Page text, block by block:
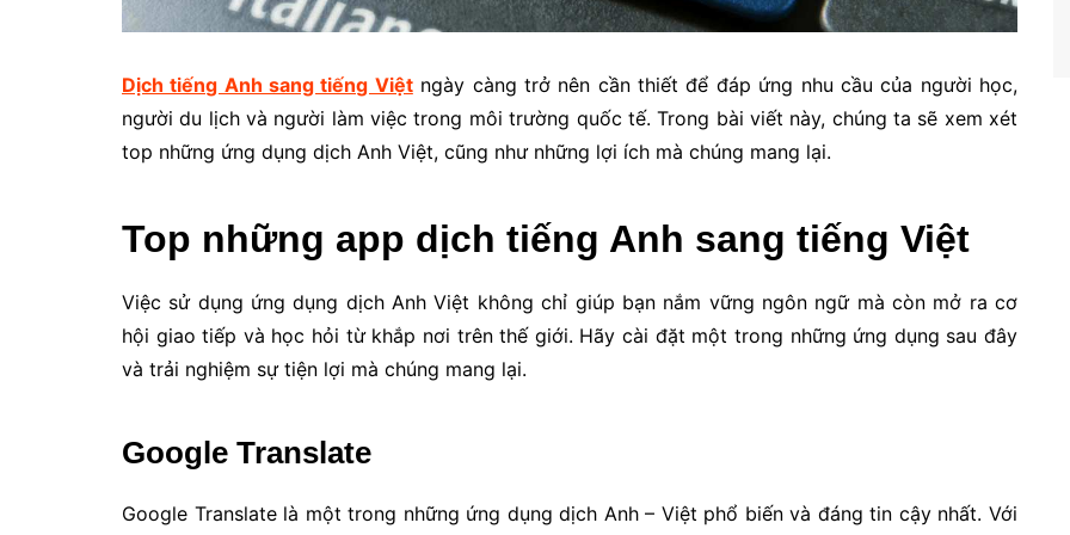
Dịch tiếng Anh sang tiếng Việtngày càng trở nên cần thiết để đáp ứng nhu cầu của người học,
người du lịch và người làm việc trong môi trường quốc tế. Trong bài viết này, chúng ta sẽ xem xét
top những ứng dụng dịch Anh Việt, cũng như những lợi ích mà chúng mang lại.
Top những app dịch tiếng Anh sang tiếng Việt
Việc sử dụng ứng dụng dịch Anh Việt không chỉ giúp bạn nắm vững ngôn ngữ mà còn mở ra cơ
hội giao tiếp và học hỏi từ khắp nơi trên thế giới. Hãy cài đặt một trong những ứng dụng sau đây
và trải nghiệm sự tiện lợi mà chúng mang lại.
Google Translate
Google Translate là một trong những ứng dụng dịch Anh – Việt phổ biến và đáng tin cậy nhất. Với